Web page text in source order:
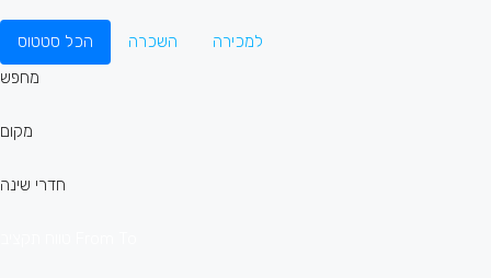
הכל סטטוס השכרה
למכירה
מחפש
מקום
חדרי שינה